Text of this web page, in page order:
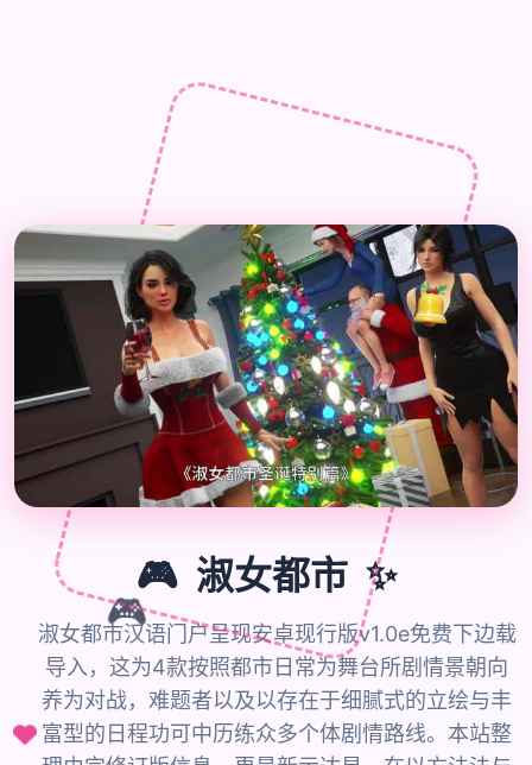
🎮
🎮 淑女都市 ✨
淑女都市汉语门户呈现安卓现行版v1.0e免费下边载
导入，这为4款按照都市日常为舞台所剧情景朝向
养为对战，难题者以及以存在于细腻式的立绘与丰
富型的日程功可中历练众多个体剧情路线。本站整